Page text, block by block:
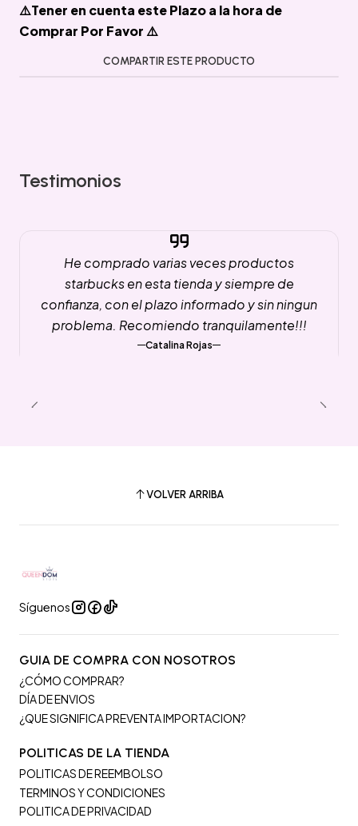
⚠️Tener en cuenta este Plazo a la hora de
Comprar Por Favor ⚠️
COMPARTIR ESTE PRODUCTO
Testimonios
He comprado varias veces productos
starbucks en esta tienda y siempre de
confianza, con el plazo informado y sin ningun
problema. Recomiendo tranquilamente!!!
Catalina Rojas
VOLVER ARRIBA
Síguenos
GUIA DE COMPRA CON NOSOTROS
¿CÓMO COMPRAR?
DÍA DE ENVIOS
¿QUE SIGNIFICA PREVENTA IMPORTACION?
POLITICAS DE LA TIENDA
POLITICAS DE REEMBOLSO
TERMINOS Y CONDICIONES
POLITICA DE PRIVACIDAD